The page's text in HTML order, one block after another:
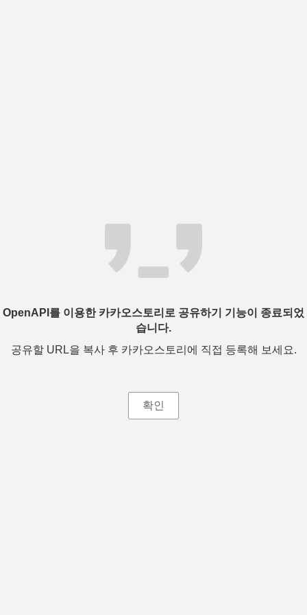
OpenAPI를 이용한 카카오스토리로 공유하기 기능이 종료되었
습니다.
공유할 URL을 복사 후 카카오스토리에 직접 등록해 보세요.
확인